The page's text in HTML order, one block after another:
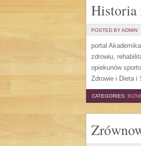
Historia
POSTED BY ADMIN
portal
zdrowiu,
opiekunów
Zdrowie i Dieta i
CATEGORIES: